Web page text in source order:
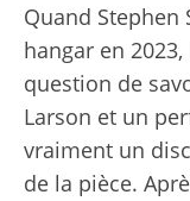
Quand Stephen
hangar en
question de
Larson et un
vraiment un
de la pièce.